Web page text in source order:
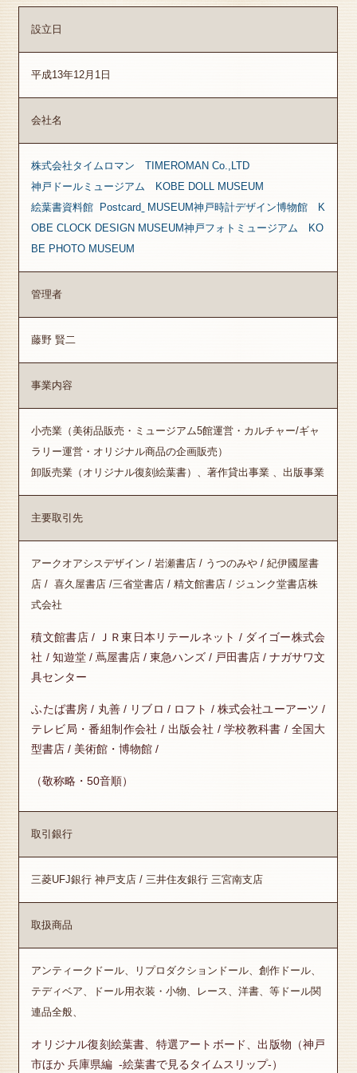
設立日
平成13年12月1日
会社名
株式会社タイムロマン TIMEROMAN Co.,LTD
神戸ドールミュージアム KOBE DOLL MUSEUM
絵葉書資料館 Postcard
MUSEUM神戸時計デザイン博物館 K
OBE CLOCK DESIGN MUSEUM神戸フォトミュージアム KO
BE PHOTO MUSEUM
管理者
藤野 賢二
事業内容
小売業（美術品販売・ミュージアム5館運営・カルチャー/ギャ
ラリー運営・オリジナル商品の企画販売）
卸販売業（オリジナル復刻絵葉書）、著作貸出事業 、出版事業
主要取引先
アークオアシスデザイン / 岩瀬書店 / うつのみや / 紀伊國屋書
店 / 喜久屋書店 /三省堂書店 / 精文館書店 / ジュンク堂書店株
式会社
積文館書店 / ＪＲ東日本リテールネット / ダイゴー株式会
社 / 知遊堂 / 蔦屋書店 / 東急ハンズ / 戸田書店 / ナガサワ文
具センター
ふたば書房 / 丸善 / リブロ / ロフト / 株式会社ユーアーツ /
テレビ局・番組制作会社 / 出版会社 / 学校教科書 / 全国大
型書店 / 美術館・博物館 /
（敬称略・50音順）
取引銀行
三菱UFJ銀行 神戸支店 / 三井住友銀行 三宮南支店
取扱商品
アンティークドール、リプロダクションドール、創作ドール、
テディベア、ドール用衣装・小物、レース、洋書、等ドール関
連品全般、
オリジナル復刻絵葉書、特選アートボード、出版物（神戸
市ほか 兵庫県編 -絵葉書で見るタイムスリップ-）